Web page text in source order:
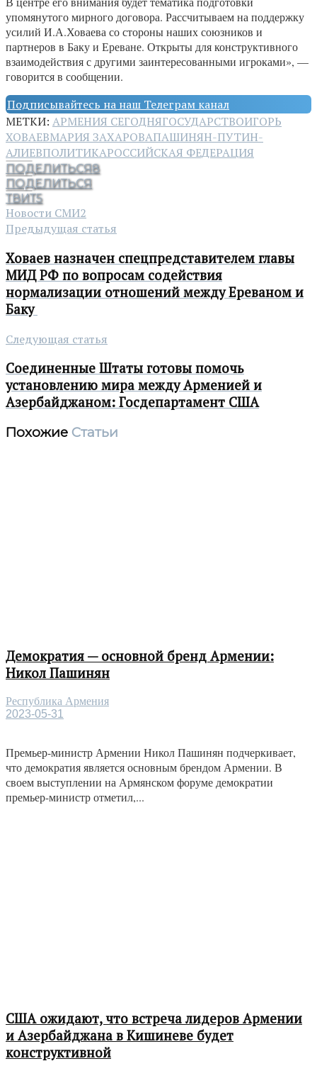
упомянутого мирного договора. Рассчитываем на поддержку
усилий И.А.Ховаева со стороны наших союзников и
партнеров в Баку и Ереване. Открыты для конструктивного
взаимодействия с другими заинтересованными игроками», —
говорится в сообщении.
Подписывайтесь на наш Телеграм канал
МЕТКИ: АРМЕНИЯ СЕГОДНЯГОСУДАРСТВОИГОРЬ
ХОВАЕВМАРИЯ ЗАХАРОВАПАШИНЯН-ПУТИН-
АЛИЕВПОЛИТИКАРОССИЙСКАЯ ФЕДЕРАЦИЯ
ПОДЕЛИТЬСЯ8
ПОДЕЛИТЬСЯ
ТВИТ5
Новости СМИ2
Предыдущая статья
Ховаев назначен спецпредставителем главы
МИД РФ по вопросам содействия
нормализации отношений между Ереваном и
Баку
Следующая статья
Соединенные Штаты готовы помочь
установлению мира между Арменией и
Азербайджаном: Госдепартамент США
Похожие Статьи
Демократия — основной бренд Армении:
Никол Пашинян
Республика Армения
2023-05-31
Премьер-министр Армении Никол Пашинян подчеркивает,
что демократия является основным брендом Армении. В
своем выступлении на Армянском форуме демократии
премьер-министр отметил,...
США ожидают, что встреча лидеров Армении
и Азербайджана в Кишиневе будет
конструктивной